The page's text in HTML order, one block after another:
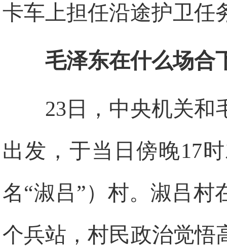
卡车上担任沿途护卫任
毛泽东在什么场合
23日，中央机关和
出发，于当日傍晚17
名“淑吕”）村。淑吕村
个兵站，村民政治觉悟